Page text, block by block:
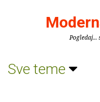
Pogledaj...
Sve teme